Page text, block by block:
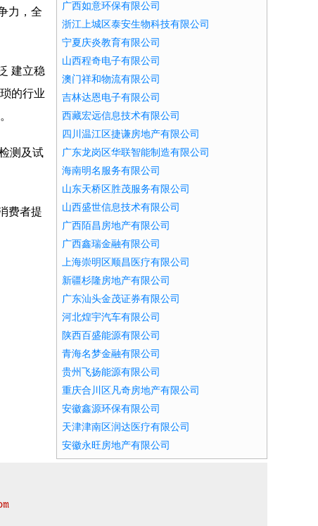
力，全
建立稳
的行业
测及试
费者提
广西如意环保有限公司
浙江上城区泰安生物科技有限公司
宁夏庆炎教育有限公司
山西程奇电子有限公司
澳门祥和物流有限公司
吉林达恩电子有限公司
西藏宏远信息技术有限公司
四川温江区捷谦房地产有限公司
广东龙岗区华联智能制造有限公司
海南明名服务有限公司
山东天桥区胜茂服务有限公司
山西盛世信息技术有限公司
广西陌昌房地产有限公司
广西鑫瑞金融有限公司
上海崇明区顺昌医疗有限公司
新疆杉隆房地产有限公司
广东汕头金茂证券有限公司
河北煌宇汽车有限公司
陕西百盛能源有限公司
青海名梦金融有限公司
贵州飞扬能源有限公司
重庆合川区凡奇房地产有限公司
安徽鑫源环保有限公司
天津津南区润达医疗有限公司
安徽永旺房地产有限公司